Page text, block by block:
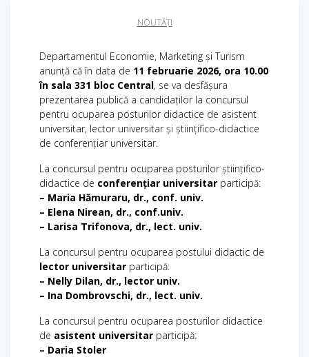
NOUTĂȚI
Departamentul Economie, Marketing și Turism
anunță că în data de 11 februarie 2026, ora 10.00
în sala 331 bloc Central, se va desfășura
prezentarea publică a candidaților la concursul
pentru ocuparea posturilor didactice de asistent
universitar, lector universitar și științifico-didactice
de conferențiar universitar.
La concursul pentru ocuparea posturilor științifico-
didactice de conferențiar universitar participă:
– Maria Hămuraru, dr., conf. univ.
– Elena Nirean, dr., conf.univ.
– Larisa Trifonova, dr., lect. univ.
La concursul pentru ocuparea postului didactic de
lector universitar participă:
– Nelly Dilan, dr., lector univ.
– Ina Dombrovschi, dr., lect. univ.
La concursul pentru ocuparea posturilor didactice
de asistent universitar participă:
– Daria Stoler